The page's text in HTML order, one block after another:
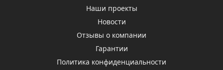
Наши проекты
Новости
Отзывы о компании
Гарантии
Политика конфиденциальности